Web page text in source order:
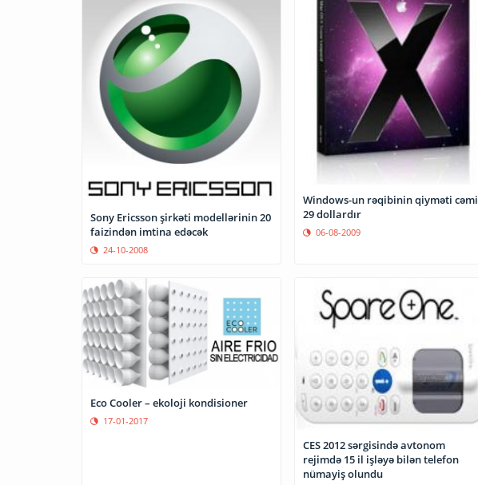
Sony Ericsson şirkəti modellərinin 20
faizindən imtina edəcək
24-10-2008
Windows-un rəqibinin qiyməti cəmi
29 dollardır
06-08-2009
Eco Cooler – ekoloji kondisioner
17-01-2017
CES 2012 sərgisində avtonom
rejimdə 15 il işləyə bilən telefon
nümayiş olundu